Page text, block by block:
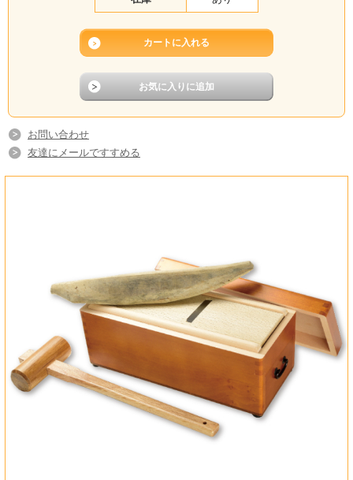
ご購入はこちら
お問い合わせ
友達にメールですすめる